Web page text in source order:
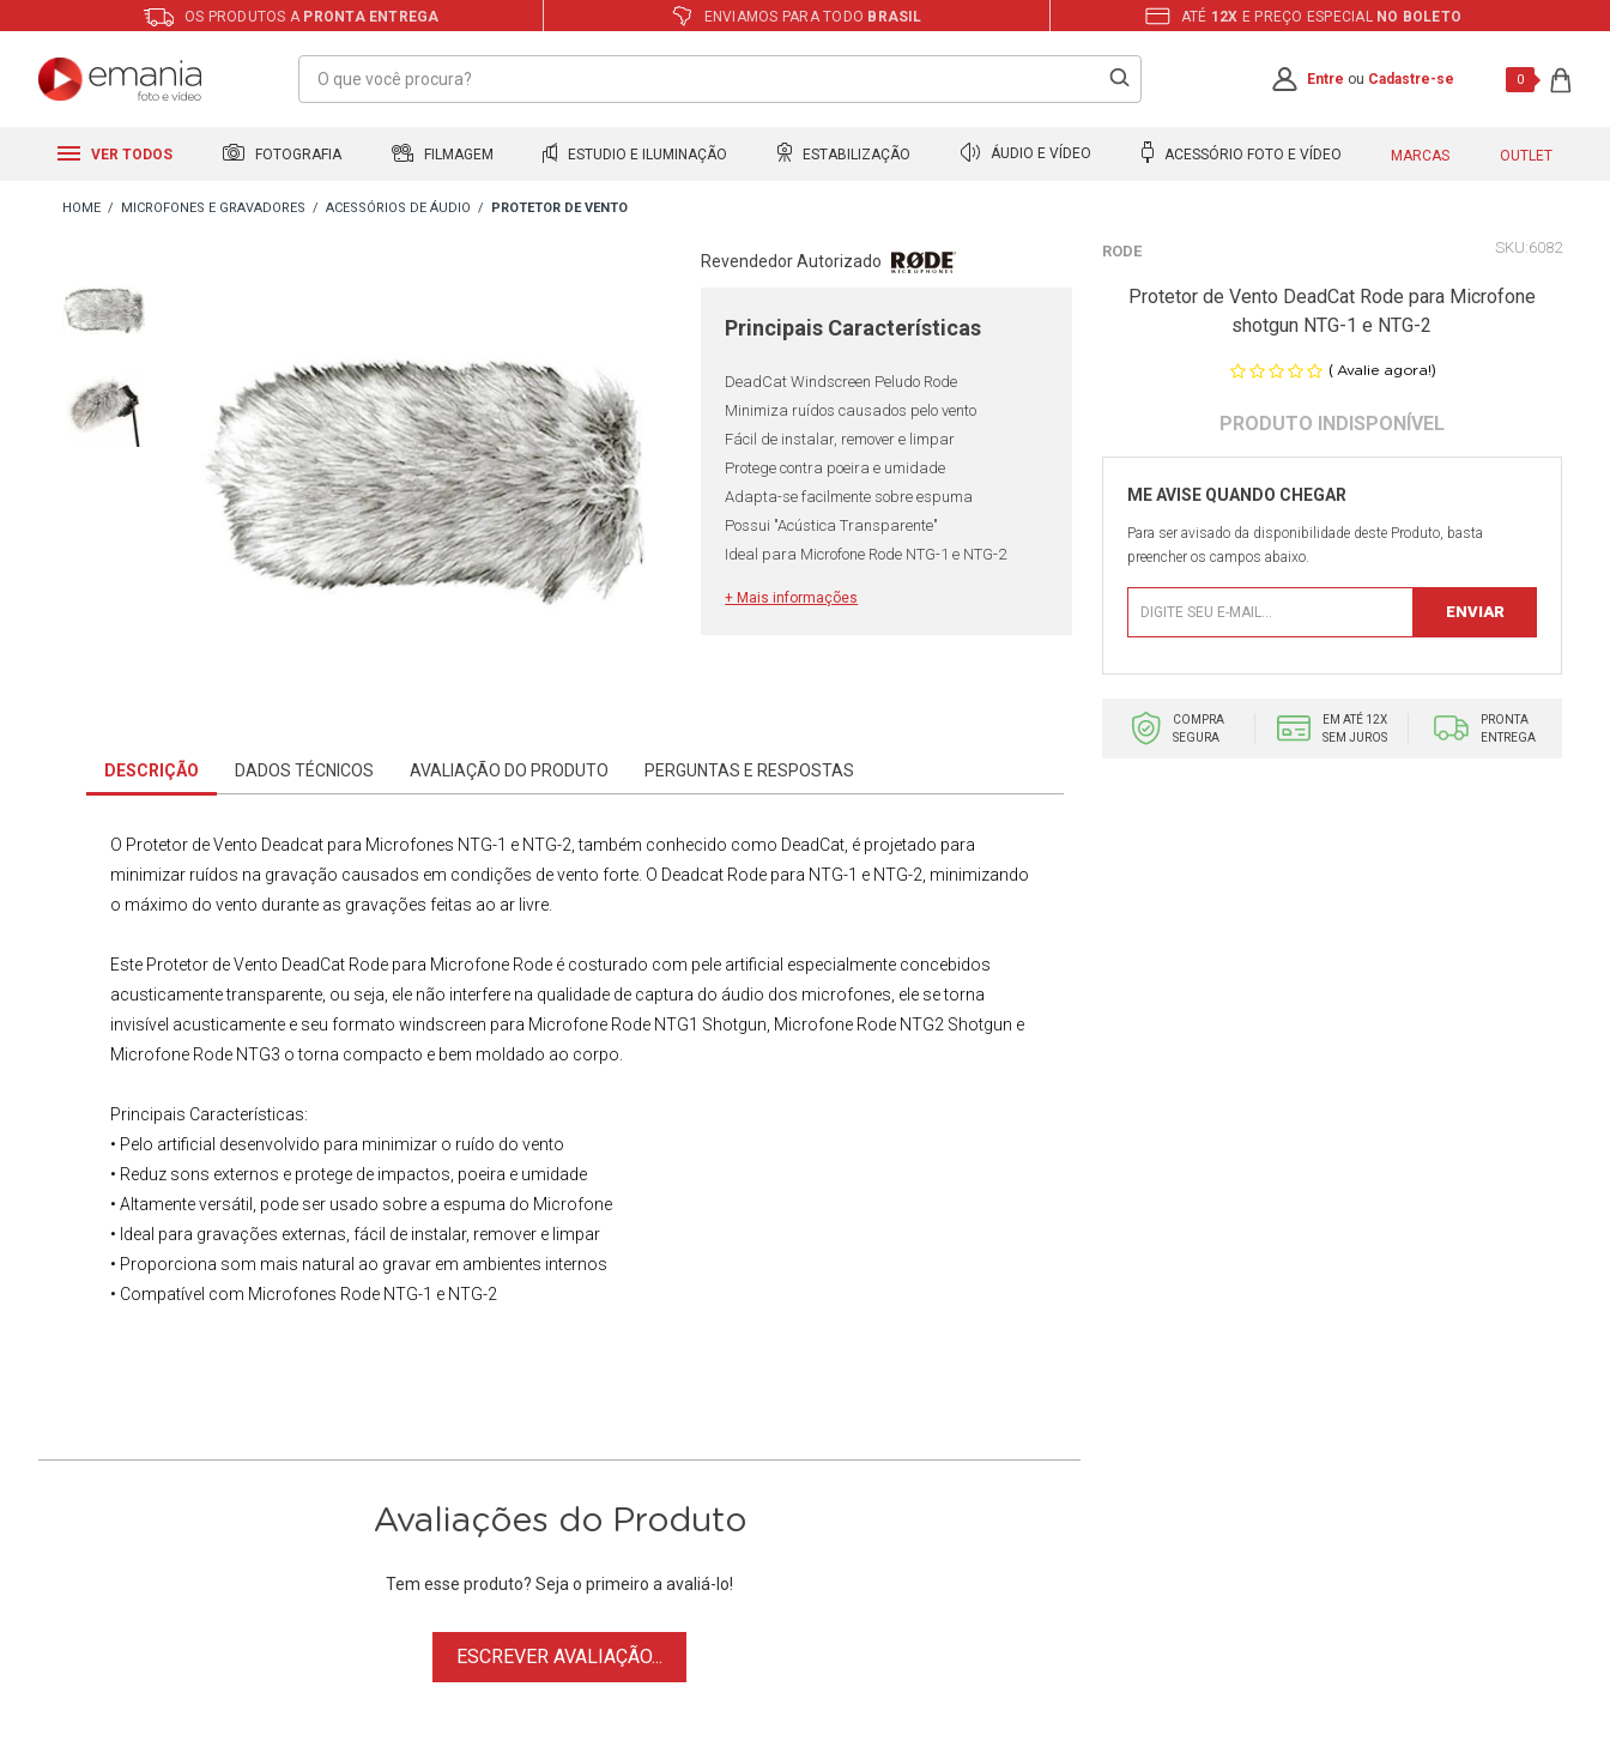
OS PRODUTOS A PRONTA ENTREGA ENVIAMOS PARA TODO BRASIL ATÉ 12X E PREÇO ESPECIAL NO BOLETO
Entre ou Cadastre-se 0
VER TODOS FOTOGRAFIA FILMAGEM ESTUDIO E ILUMINAÇÃO ESTABILIZAÇÃO ÁUDIO E VÍDEO ACESSÓRIO FOTO E VÍDEO MARCAS OUTLET
MICROFONES E GRAVADORES ACESSÓRIOS DE ÁUDIO PROTETOR DE VENTO
Revendedor Autorizado
Principais Características
DeadCat Windscreen Peludo Rode
Minimiza ruídos causados pelo vento
Fácil de instalar, remover e limpar
Protege contra poeira e umidade
Adapta-se facilmente sobre espuma
Possui "Acústica Transparente"
Ideal para Microfone Rode NTG-1 e NTG-2
+ Mais informações
RODE 6082
Protetor de Vento DeadCat Rode para Microfone
shotgun NTG-1 e NTG-2
( Avalie agora!)
Para ser avisado da disponibilidade deste Produto, basta
preencher os campos abaixo.
COMPRA
SEGURA
EM ATÉ 12X
SEM JUROS
PRONTA
ENTREGA
DESCRIÇÃO DADOS TÉCNICOS AVALIAÇÃO DO PRODUTO PERGUNTAS E RESPOSTAS
O Protetor de Vento Deadcat para Microfones NTG-1 e NTG-2 , também conhecido como DeadCat, é projetado para
minimizar ruídos na gravação causados em condições de vento forte. O Deadcat Rode para NTG-1 e NTG-2, minimizando
o máximo do vento durante as gravações feitas ao ar livre.
Este Protetor de Vento DeadCat Rode para Microfone Rode é costurado com pele artificial especialmente concebidos
acusticamente transparente, ou seja, ele não interfere na qualidade de captura do áudio dos microfones, ele se torna
invisível acusticamente e seu formato windscreen para Microfone Rode NTG1 Shotgun, Microfone Rode NTG2 Shotgun e
Microfone Rode NTG3 o torna compacto e bem moldado ao corpo.
Principais Características:
• Pelo artificial desenvolvido para minimizar o ruído do vento
• Reduz sons externos e protege de impactos, poeira e umidade
• Altamente versátil, pode ser usado sobre a espuma do Microfone
• Ideal para gravações externas, fácil de instalar, remover e limpar
• Proporciona som mais natural ao gravar em ambientes internos
• Compatível com Microfones Rode NTG-1 e NTG-2
Avaliações do Produto
Tem esse produto? Seja o primeiro a avaliá-lo!
ESCREVER AVALIAÇÃO...